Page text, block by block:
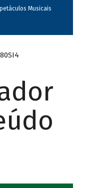
Musicais